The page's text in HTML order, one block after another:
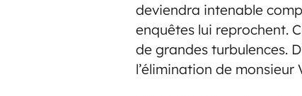
deviendra intenable
enquêtes lui reprochent.
de grandes turbulences.
l’élimination de